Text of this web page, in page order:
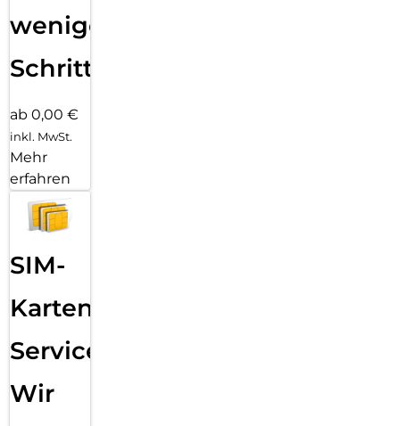
wenigen
Schritten
ab 0,00 €
inkl. MwSt.
Mehr
erfahren
SIM-
Karten
Service:
Wir